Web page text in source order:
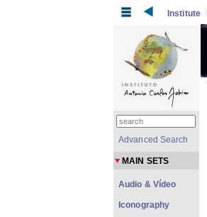
Institute
Advanced Search
MAIN SETS
Audio & Vídeo
Iconography